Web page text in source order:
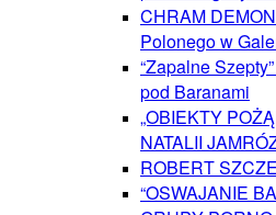
CHRAM
Polonego w
“Zapalne
pod Baranami
„OBIEKTY
NATALII
ROBERT
“OSWAJANIE